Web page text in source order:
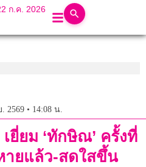
ก.ค. 2026
. 2569 • 14:08 น.
ยี่ยม ‘ทักษิณ’ ครั้งที่
ายแล้ว-สดใสขึ้น